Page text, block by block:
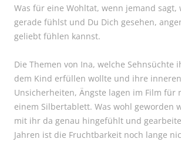
Was für eine Wohltat, wenn jemand sagt,
gerade fühlst und Du Dich gesehen,
geliebt fühlen kannst.
Die Themen von Ina, welche Sehnsüchte
dem Kind erfüllen wollte und ihre
Unsicherheiten, Ängste lagen im Film für
einem Silbertablett. Was wohl geworden
mit ihr da genau hingefühlt und
Jahren ist die Fruchtbarkeit noch lange